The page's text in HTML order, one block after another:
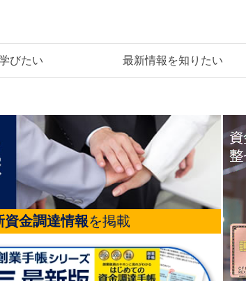
びたい 最新情報を知りたい
資金調達情報を掲載